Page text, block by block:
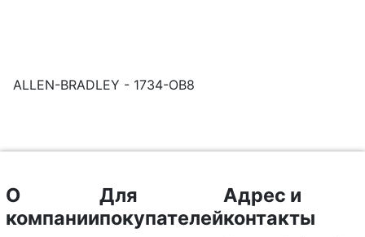
ALLEN-BRADLEY - 1734-OB8
О
компании
Для
покупателей
Адрес и
контакты